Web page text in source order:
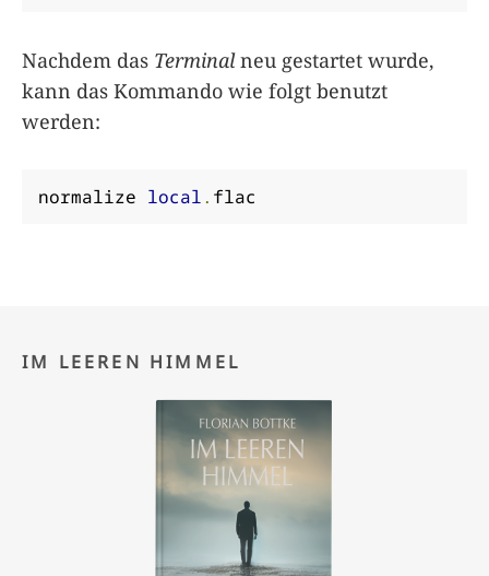
Nachdem das Terminalneu gestartet wurde,
kann das Kommando wie folgt benutzt
werden:
normalize local. flac
IM LEEREN HIMMEL